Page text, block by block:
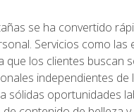
se ha convertido
Servicios como
que los clientes buscan
independientes
sólidas oportunidades